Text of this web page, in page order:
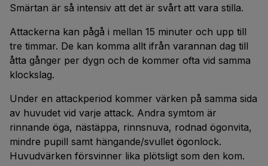
Smärtan är så intensiv att det är svårt att vara stilla.
Attackerna kan pågå i mellan 15 minuter och upp till
tre timmar. De kan komma allt ifrån varannan dag till
åtta gånger per dygn och de kommer ofta vid samma
klockslag.
Under en attackperiod kommer värken på samma sida
av huvudet vid varje attack. Andra symtom är
rinnande öga, nästäppa, rinnsnuva, rodnad ögonvita,
mindre pupill samt hängande/svullet ögonlock.
Huvudvärken försvinner lika plötsligt som den kom.